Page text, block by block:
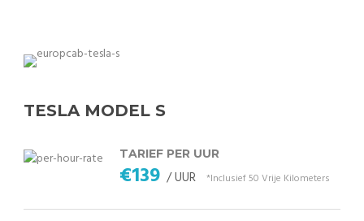
TESLA MODEL S
TARIEF PER UUR
€139 / UUR *Inclusief 50 Vrije Kilometers